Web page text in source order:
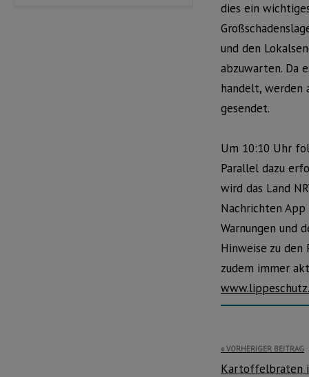
dies ein
und den
abzuwarten. Da
handelt, werden
gesendet.
Um 10:10 Uhr
Parallel dazu
wird das Land
Nachrichten App
Warnungen und
Hinweise zu den
zudem immer
VORHERIGER BEITRAG
Kartoffelbraten